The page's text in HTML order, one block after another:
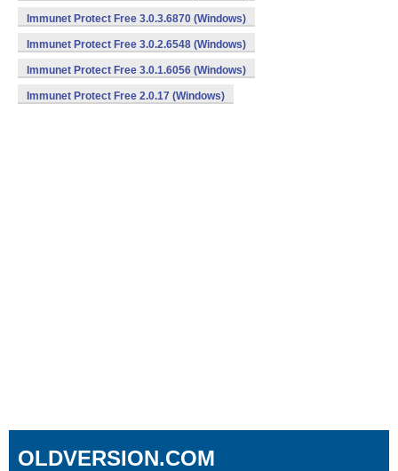
Immunet Protect Free 3.0.3.6870 (Windows)
Immunet Protect Free 3.0.2.6548 (Windows)
Immunet Protect Free 3.0.1.6056 (Windows)
Immunet Protect Free 2.0.17 (Windows)
OLDVERSION.COM